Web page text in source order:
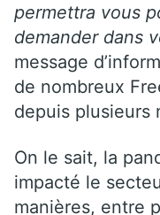
permettra vous
demander dans
message
de nombreux
depuis plusieurs
On le sait, la
impacté le
manières, entre